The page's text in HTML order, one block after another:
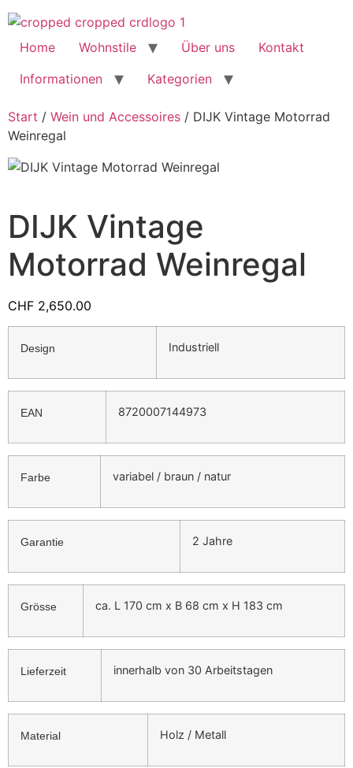
Home Wohnstile Über uns
Kontakt
Informationen
Kategorien
Start / Wein und Accessoires / DIJK Vintage Motorrad
Weinregal
DIJK Vintage
Motorrad Weinregal
CHF 2,650.00
Design Industriell
EAN 8720007144973
Farbe variabel / braun / natur
Garantie 2 Jahre
Grösse ca. L 170 cm x B 68 cm x H 183 cm
Lieferzeit innerhalb von 30 Arbeitstagen
Material Holz / Metall